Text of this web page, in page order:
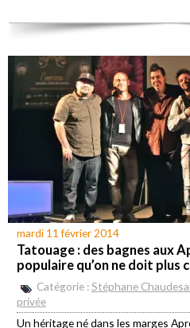
mardi 11 février 2014
Tatouage : des bagnes aux
populaire qu’on ne doit plus
Catégorie :Stéphane
privée
Un héritage né dans les marges